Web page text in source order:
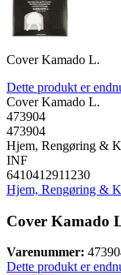
Cover Kamado L.
Dette produkt er
Cover Kamado L.
473904
473904
Hjem, Rengøring &
INF
6410412911230
Hjem, Rengøring &
Cover Kamado
Varenummer:
Dette produkt er